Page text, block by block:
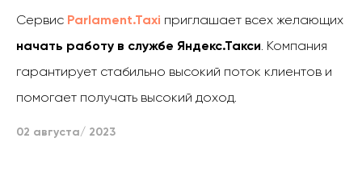
Сервис Parlament.Taxi приглашает всех желающих
начать работу в службе Яндекс.Такси . Компания
гарантирует стабильно высокий поток клиентов и
помогает получать высокий доход.
02 августа/ 2023